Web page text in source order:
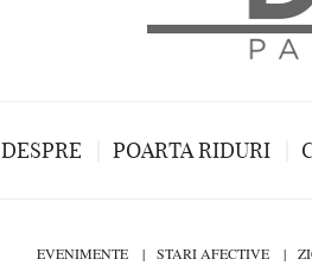
DESPRE POARTA RIDURI
EVENIMENTE STARI AFECTIVE